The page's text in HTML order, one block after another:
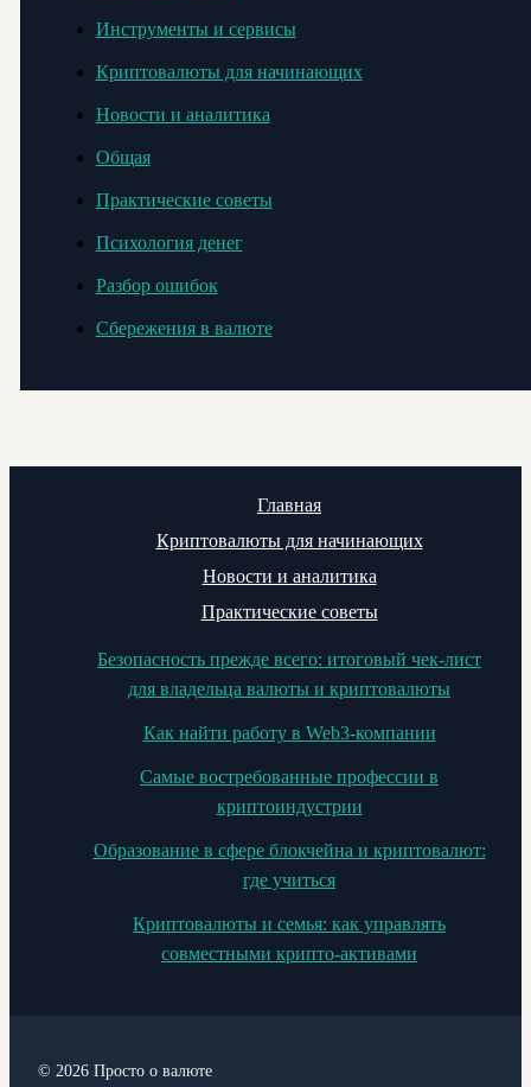
Инструменты и сервисы
Криптовалюты для начинающих
Новости и аналитика
Общая
Практические советы
Психология денег
Разбор ошибок
Сбережения в валюте
Главная
Криптовалюты для начинающих
Новости и аналитика
Практические советы
Безопасность прежде всего: итоговый чек-лист
для владельца валюты и криптовалюты
Как найти работу в Web3-компании
Самые востребованные профессии в
криптоиндустрии
Образование в сфере блокчейна и криптовалют:
где учиться
Криптовалюты и семья: как управлять
совместными крипто-активами
© 2026 Просто о валюте